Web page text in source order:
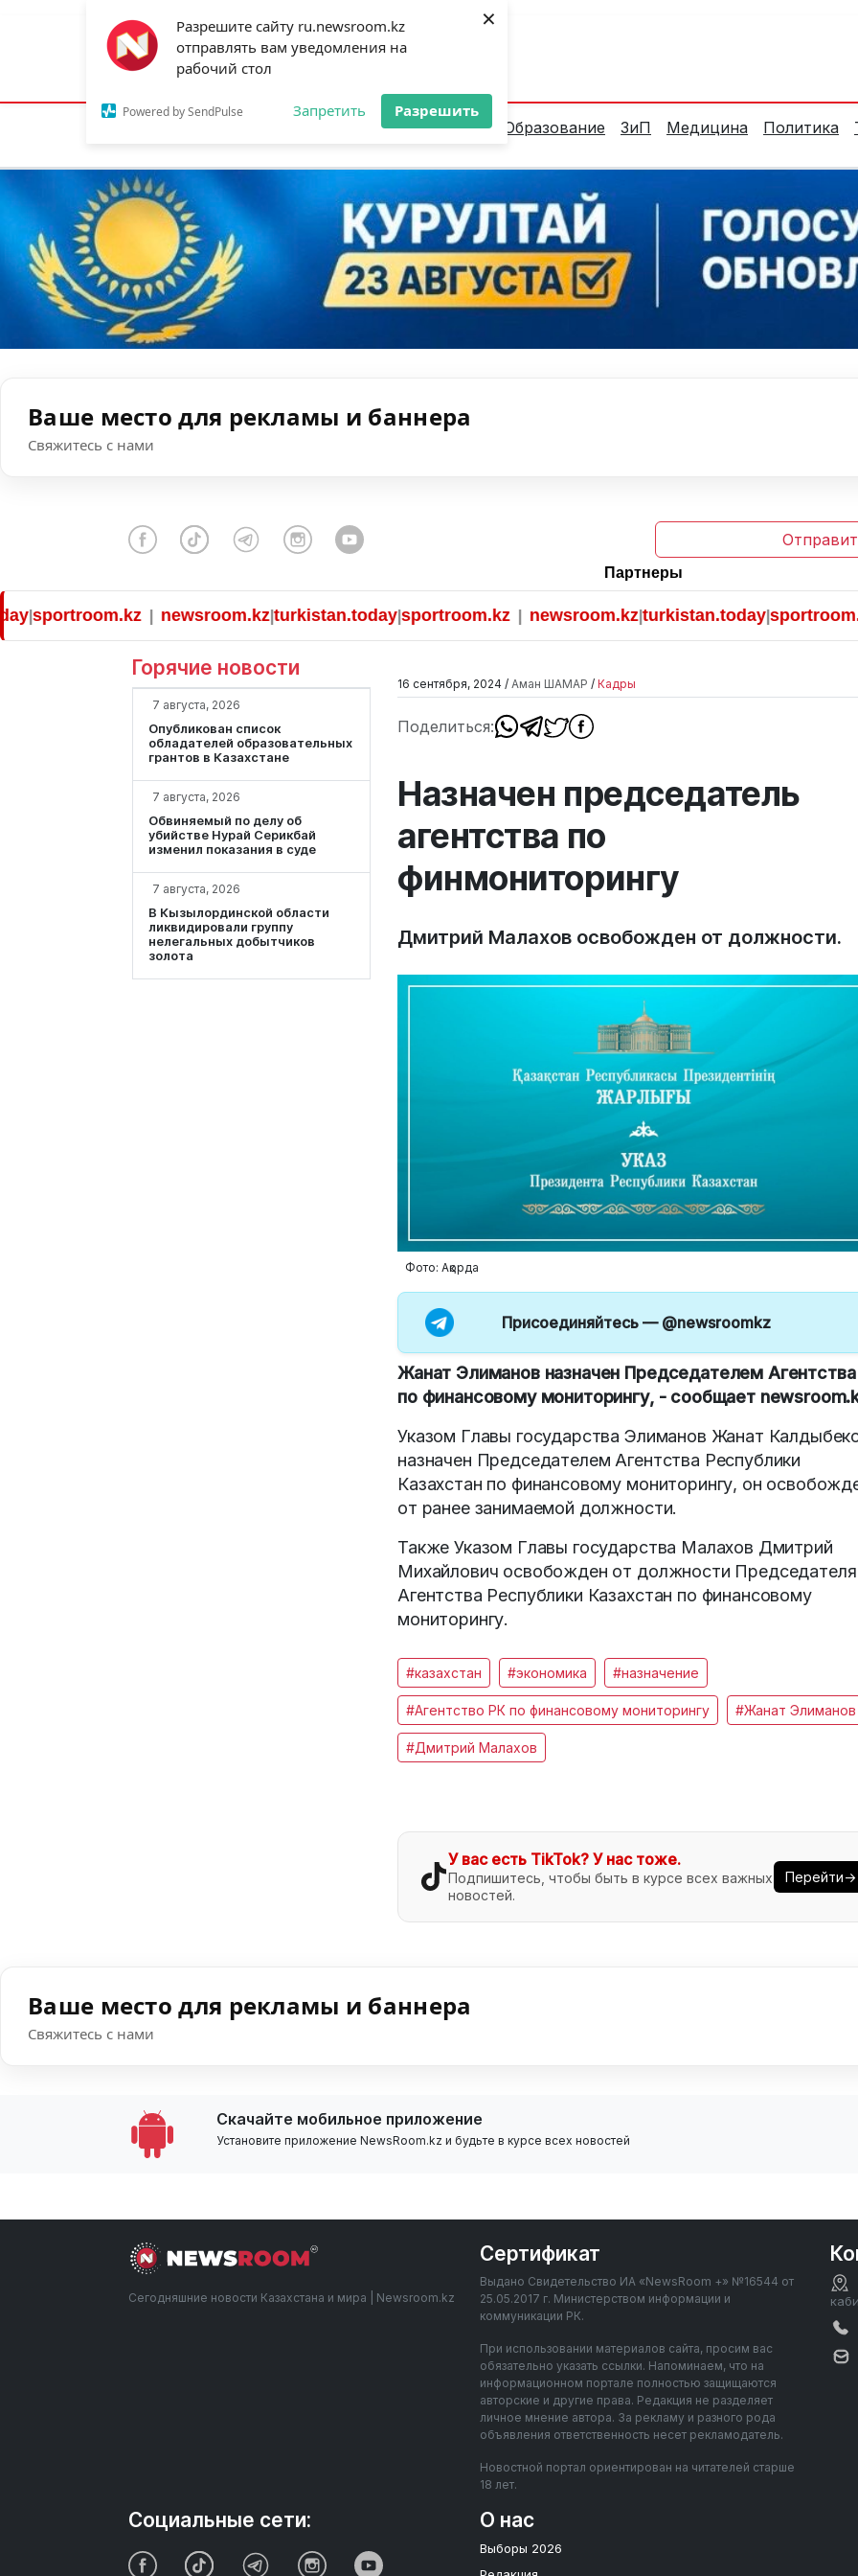
Разрешите сайту ru.newsroom.kz
отправлять вам уведомления на
рабочий стол
Powered by SendPulse Запретить Разрешить
×
Астана:25°C Алматы:31°C Шымкент:
Новости Аналитика Образование ЗиП Медицина Политика
Ваше место для рекламы и баннера
Свяжитесь с нами
Партнеры
|newsroom.kz|turkistan.today|sportroom.kz|newsroom.kz|turkistan.today|sportroom.kz
Горячие новости
7 августа, 2026
Опубликован список
обладателей образовательных
грантов в Казахстане
7 августа, 2026
Обвиняемый по делу об
убийстве Нурай Серикбай
изменил показания в суде
7 августа, 2026
В Кызылординской области
ликвидировали группу
нелегальных добытчиков
золота
16 сентября, 2024 / Аман ШАМАР / Кадры
Поделиться:
Назначен председатель
агентства по
финмониторингу
Дмитрий Малахов освобожден от должности.
Фото: Ақорда
Присоединяйтесь — @newsroomkz
Жанат Элиманов назначен Председателем
по финансовому мониторингу, - сообщает
Указом Главы государства Элиманов Жанат
назначен Председателем Агентства Республики
Казахстан по финансовому мониторингу, он
от ранее занимаемой должности.
Также Указом Главы государства Малахов Дмитрий
Михайлович освобожден от должности Председателя
Агентства Республики Казахстан по финансовому
мониторингу.
#казахстан #экономика #назначение
#Агентство РК по финансовому мониторингу #Жанат Элиманов
#Дмитрий Малахов
У вас есть TikTok? У нас тоже.
Подпишитесь, чтобы быть в курсе всех важных
новостей.
Перейти→
Ваше место для рекламы и баннера
Свяжитесь с нами
Скачайте мобильное приложение
Установите приложение NewsRoom.kz и будьте в курсе всех новостей
Сегодняшние новости Казахстана и мира | Newsroom.kz
Сертификат
Выдано Свидетельство ИА «NewsRoom +» №16544 от
25.05.2017 г. Министерством информации и
коммуникации РК.
При использовании материалов сайта, просим вас
обязательно указать ссылки. Напоминаем, что на
информационном портале полностью защищаются
авторские и другие права. Редакция не разделяет
личное мнение автора. За рекламу и разного рода
объявления ответственность несет рекламодатель.
Новостной портал ориентирован на читателей старше
18 лет.
О нас
Выборы 2026
Социальные сети: